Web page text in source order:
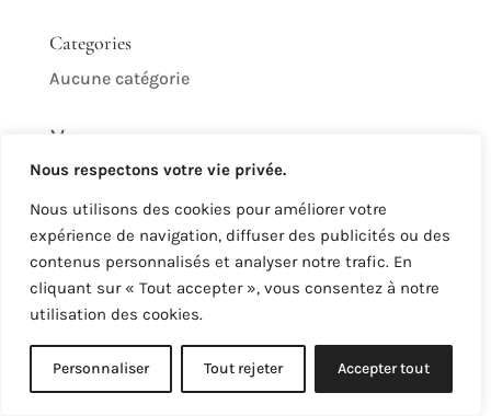
Nous respectons votre vie privée.
Nous utilisons des cookies pour améliorer votre
expérience de navigation, diffuser des publicités ou des
contenus personnalisés et analyser notre trafic. En
cliquant sur « Tout accepter », vous consentez à notre
utilisation des cookies.
Personnaliser Tout rejeter Accepter tout
Categories
Aucune catégorie
Meta
Connexion
Flux des publications
Flux des commentaires
Site de WordPress-FR